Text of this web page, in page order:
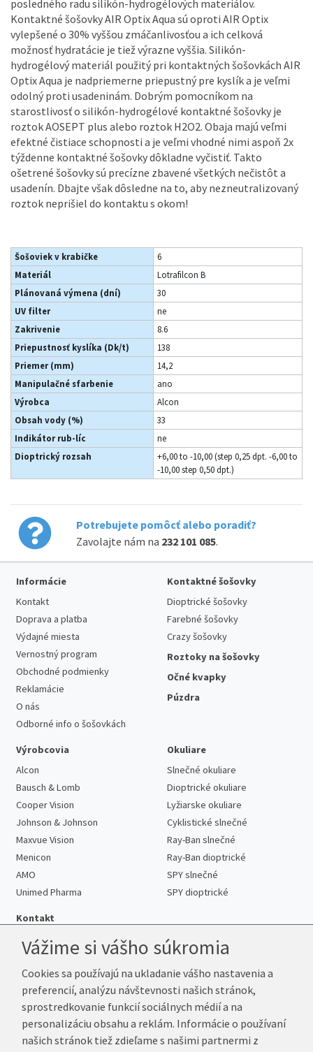
posledného radu silikón-hydrogélových materiálov.
Kontaktné šošovky AIR Optix Aqua sú oproti AIR Optix
vylepšené o 30% vyššou zmáčanlivosťou a ich celková
možnosť hydratácie je tiež výrazne vyššia. Silikón-
hydrogélový materiál použitý pri kontaktných šošovkách AIR
Optix Aqua je nadpriemerne priepustný pre kyslík a je veľmi
odolný proti usadeninám. Dobrým pomocníkom na
starostlivosť o silikón-hydrogélové kontaktné šošovky je
roztok AOSEPT plus alebo roztok H2O2. Obaja majú veľmi
efektné čistiace schopnosti a je veľmi vhodné nimi aspoň 2x
týždenne kontaktné šošovky dôkladne vyčistiť. Takto
ošetrené šošovky sú precízne zbavené všetkých nečistôt a
usadenín. Dbajte však dôsledne na to, aby nezneutralizovaný
roztok neprišiel do kontaktu s okom!
Šošoviek v krabičke
6
Materiál
Lotrafilcon B
Plánovaná výmena (dní)
30
UV filter
ne
Zakrivenie
8.6
Priepustnosť kyslíka (Dk/t)
138
Priemer (mm)
14,2
Manipulačné sfarbenie
ano
Výrobca
Alcon
Obsah vody (%)
33
Indikátor rub-líc
ne
Dioptrický rozsah
+6,00 to -10,00 (step 0,25 dpt. -6,00 to
-10,00 step 0,50 dpt.)
Potrebujete pomôcť alebo poradiť?
Zavolajte nám na 232 101 085.
Informácie
Kontakt
Doprava a platba
Výdajné miesta
Vernostný program
Obchodné podmienky
Reklamácie
O nás
Odborné info o šošovkách
Kontaktné šošovky
Dioptrické šošovky
Farebné šošovky
Crazy šošovky
Roztoky na šošovky
Očné kvapky
Púzdra
Výrobcovia
Alcon
Bausch & Lomb
Cooper Vision
Johnson & Johnson
Maxvue Vision
Menicon
AMO
Unimed Pharma
Okuliare
Slnečné okuliare
Dioptrické okuliare
Lyžiarske okuliare
Cyklistické slnečné
Ray-Ban slnečné
Ray-Ban dioptrické
SPY slnečné
SPY dioptrické
Kontakt
Telefón:+421 222 205 863
E-mail:info@kup-sosovky.sk
Reklamačná adresa
Andrea Votavová
Vážime si vášho súkromia
Cookies sa používajú na ukladanie vášho nastavenia a
preferencií, analýzu návštevnosti našich stránok,
sprostredkovanie funkcií sociálnych médií a na
personalizáciu obsahu a reklám. Informácie o používaní
našich stránok tiež zdieľame s našimi partnermi z